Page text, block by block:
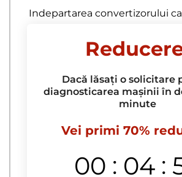
Indepartarea convertizorului
inlocuire filtru de particule
Inlocuirea catalizatorului
Inlocuirea conductei de
Inlocuirea esapamentului
Inlocuirea garniturii pentru
Dacă lăsați o solicitare
diagnosticarea mașinii în
minute
Vei primi 70%
00 : 04 :